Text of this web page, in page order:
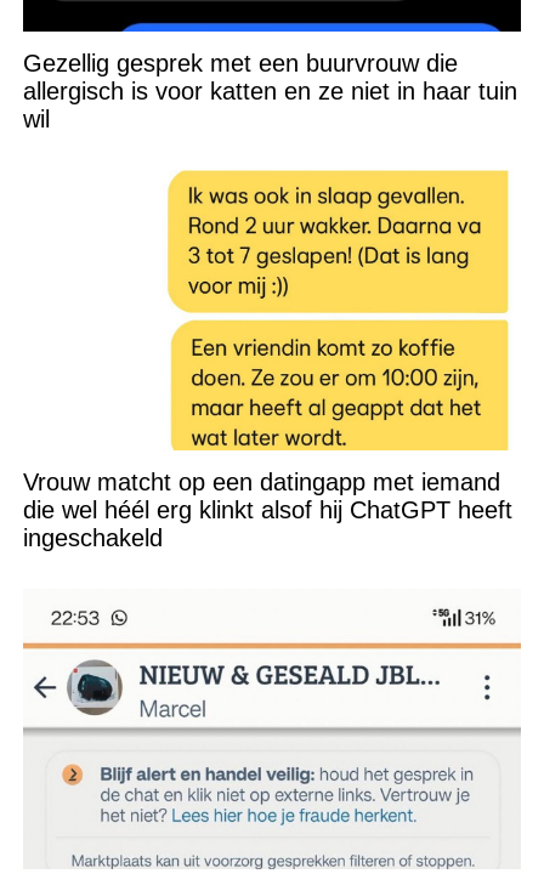
Gezellig gesprek met een buurvrouw die
allergisch is voor katten en ze niet in haar tuin
wil
Vrouw matcht op een datingapp met iemand
die wel héél erg klinkt alsof hij ChatGPT heeft
ingeschakeld